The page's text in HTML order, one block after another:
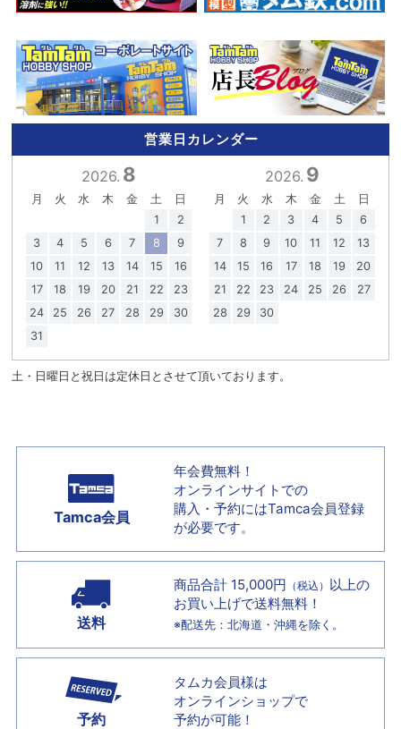
営業日カレンダー
2026. 8
月 火 水 木 金 土
日
1
2
3
4 5 6 7 8
9
10
11 12 13 14 15
16
17
18 19 20 21 22
23
24
25 26 27 28 29
30
31
2026. 9
月 火 水 木 金 土
日
1
2 3 4 5
6
7
8 9 10 11 12
13
14
15 16 17 18 19
20
21
22 23 24 25 26
27
28
29 30
土・日曜日と祝日は定休日とさせて頂いております。
Tamca会員
年会費無料！
オンラインサイトでの
購入・予約にはTamca会員登録
が必要です。
送料
商品合計 15,000円 （税込） 以上の
お買い上げで送料無料！
※配送先：北海道・沖縄を除く。
予約
タムカ会員様は
オンラインショップで
予約が可能！